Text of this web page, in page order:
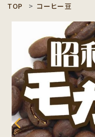
ACCOUNT MENU
ようこそ ゲスト 様
meeting_room ログイン person
コーヒー豆のこだわり
コーヒー豆お好み検索
TOP コーヒー豆